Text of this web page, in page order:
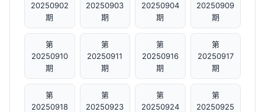
20250902
期
20250903
期
20250904
期
20250909
期
第
20250910
期
第
20250911
期
第
20250916
期
第
20250917
期
第
20250918
第
20250923
第
20250924
第
20250925